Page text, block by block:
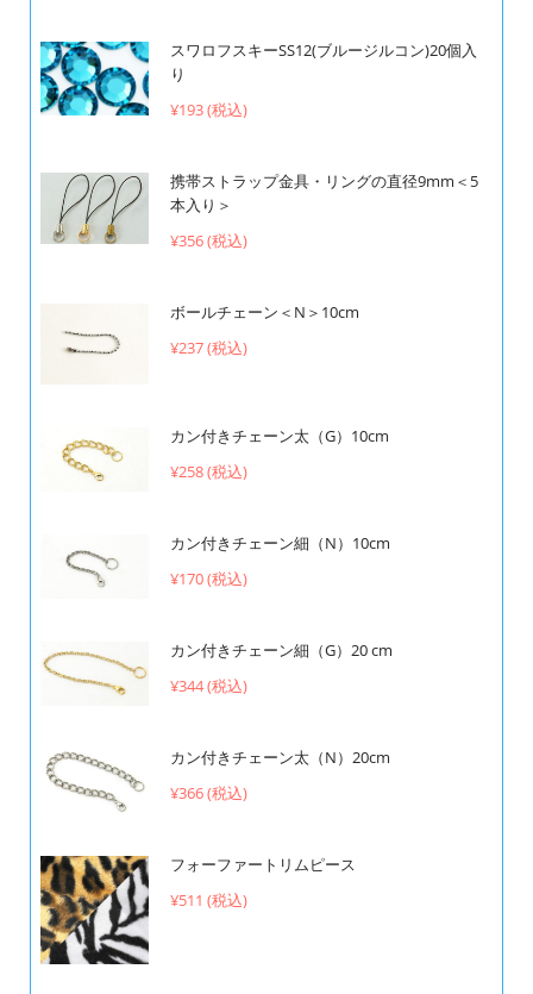
スワロフスキーSS12(ブルージルコン)20個入
り
¥193 (税込)
携帯ストラップ金具・リングの直径9mm＜5
本入り＞
¥356 (税込)
ボールチェーン＜N＞10cm
¥237 (税込)
カン付きチェーン太（G）10cm
¥258 (税込)
カン付きチェーン細（N）10cm
¥170 (税込)
カン付きチェーン細（G）20 cm
¥344 (税込)
カン付きチェーン太（N）20cm
¥366 (税込)
フォーファートリムピース
¥511 (税込)